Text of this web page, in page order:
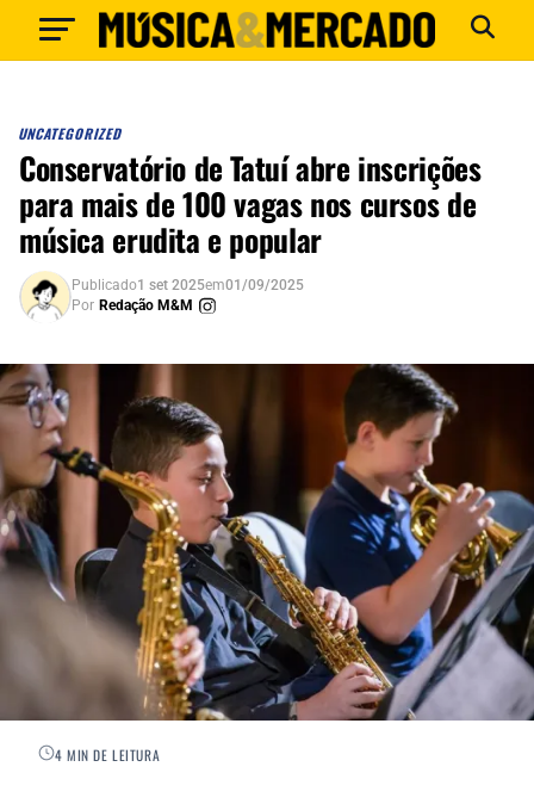
UNCATEGORIZED
Conservatório de Tatuí abre inscrições
para mais de 100 vagas nos cursos de
música erudita e popular
Publicado1 set 2025em01/09/2025
Por Redação M&M
4 MIN DE LEITURA